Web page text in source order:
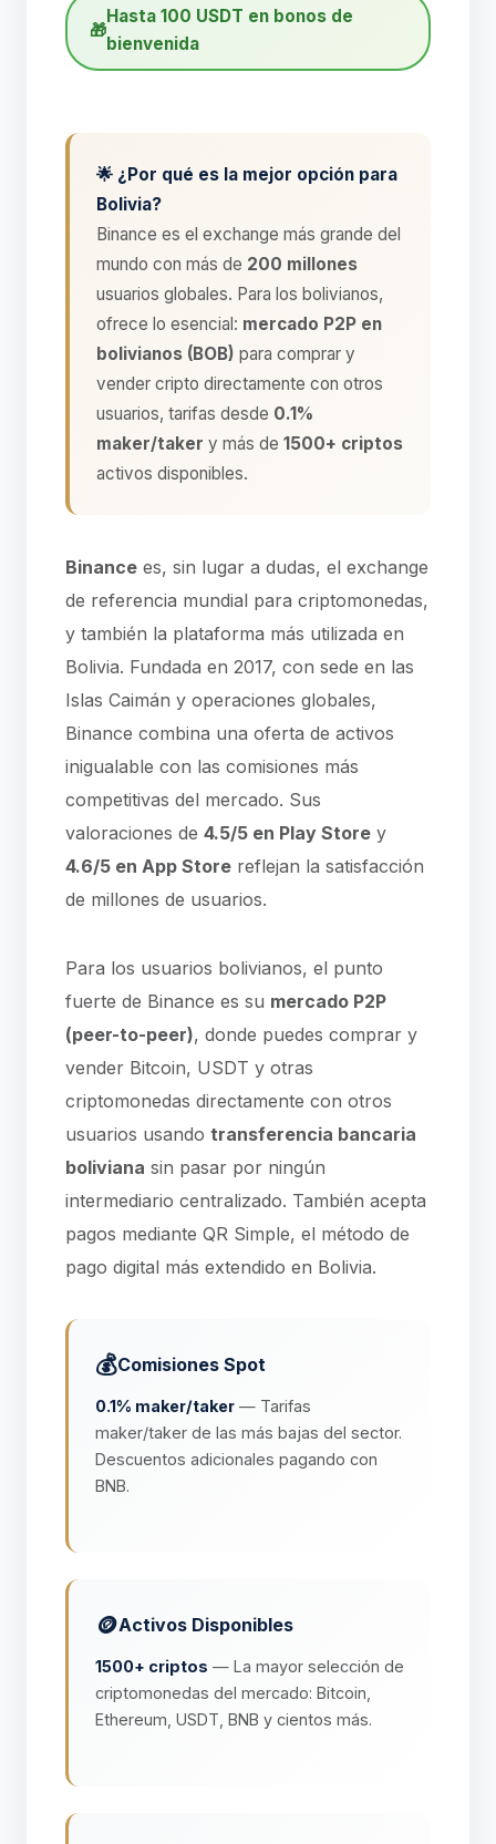
🎁
Hasta 100 USDT en bonos de
bienvenida
🌟 ¿Por qué es la mejor opción para
Bolivia?
Binance es el exchange más grande del
mundo con más de 200 millones
usuarios globales. Para los bolivianos,
ofrece lo esencial: mercado P2P en
bolivianos (BOB) para comprar y
vender cripto directamente con otros
usuarios, tarifas desde 0.1%
maker/taker y más de 1500+ criptos
activos disponibles.
Binance es, sin lugar a dudas, el exchange
de referencia mundial para criptomonedas,
y también la plataforma más utilizada en
Bolivia. Fundada en 2017, con sede en las
Islas Caimán y operaciones globales,
Binance combina una oferta de activos
inigualable con las comisiones más
competitivas del mercado. Sus
valoraciones de 4.5/5 en Play Store y
4.6/5 en App Store reflejan la satisfacción
de millones de usuarios.
Para los usuarios bolivianos, el punto
fuerte de Binance es su mercado P2P
(peer-to-peer), donde puedes comprar y
vender Bitcoin, USDT y otras
criptomonedas directamente con otros
usuarios usando transferencia bancaria
boliviana sin pasar por ningún
intermediario centralizado. También acepta
pagos mediante QR Simple, el método de
pago digital más extendido en Bolivia.
💰Comisiones Spot
0.1% maker/taker — Tarifas
maker/taker de las más bajas del sector.
Descuentos adicionales pagando con
BNB.
🪙Activos Disponibles
1500+ criptos — La mayor selección de
criptomonedas del mercado: Bitcoin,
Ethereum, USDT, BNB y cientos más.